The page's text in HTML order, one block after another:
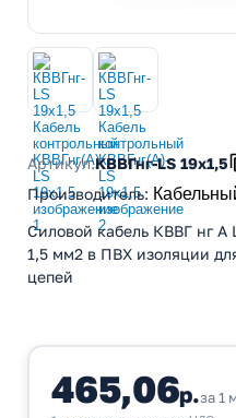
Артикул:КВВГнг-LS 19х1,5
Производитель:
Силовой кабель КВВГ нг
1,5 мм2 в ПВХ изоляции
цепей
465,06р.за 1